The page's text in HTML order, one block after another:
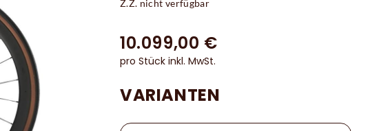
Z.Z. nicht verfügbar
10.099,00 €
pro Stück inkl. MwSt.
VARIANTEN